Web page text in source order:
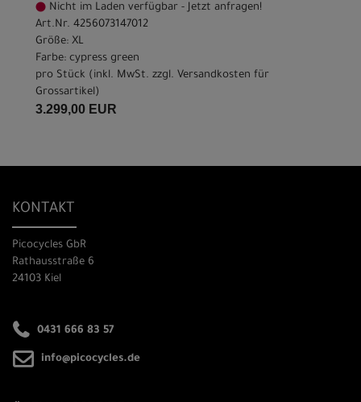
Nicht im Laden verfügbar - Jetzt anfragen!
Art.Nr. 4256073147012
Größe: XL
Farbe: cypress green
pro Stück (inkl. MwSt. zzgl. Versandkosten für
Grossartikel)
3.299,00 EUR
KONTAKT
Picocycles GbR
Rathausstraße 6
24103 Kiel
0431 666 83 57
info@picocycles.de